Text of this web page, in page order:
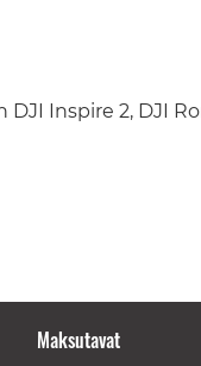
Inspire 2, DJI
Maksutavat